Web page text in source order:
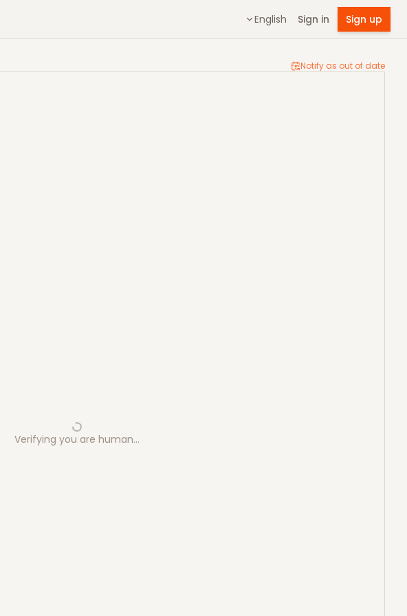
English Sign in Sign up
Notify as out of date
Verifying you are human…